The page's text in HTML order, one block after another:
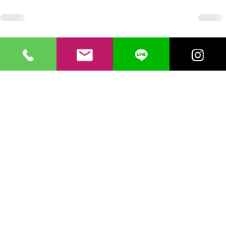
最新記事 すべて表示